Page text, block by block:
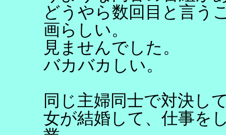
どうやら数回目と言う
画らしい。
見ませんでした。
バカバカしい。
同じ主婦同士で対決し
女が結婚して、仕事を